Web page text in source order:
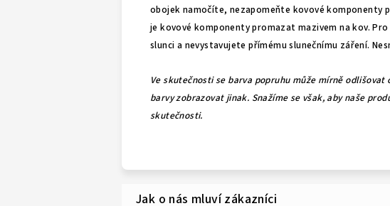
obojek namočíte, nezapomeňte kovové komponenty
je kovové komponenty promazat mazivem na kov.
slunci a nevystavujete přímému slunečnímu záření.
Ve skutečnosti se barva popruhu může mírně
barvy zobrazovat jinak. Snažíme se však, aby naše
skutečnosti.